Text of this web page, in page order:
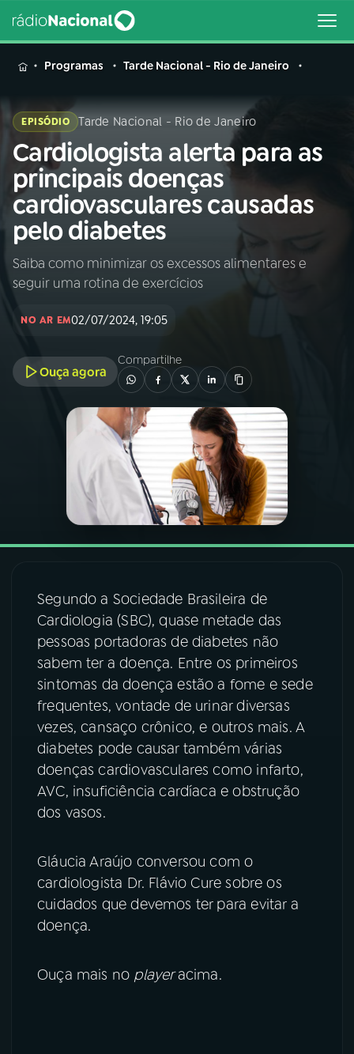
MENU
Buscar
na
Rádio
Nacional
Buscar
AO VIVO
01INÍCIO
PROGRAMAÇÃO
PROGRAMAS
PODCASTS
06VIDEOCASTS
07 ÚLTIMAS
FESTIVAL DE MÚSICA
ACOMPANHE A RÁDIO NACIONAL
YouTube Facebook
Instagram X
TikTok
Programas Tarde Nacional - Rio de Janeiro
EPISÓDIO Tarde Nacional - Rio de Janeiro
Cardiologista alerta para as
principais doenças
cardiovasculares causadas
pelo diabetes
Saiba como minimizar os excessos alimentares e
seguir uma rotina de exercícios
NO AR EM02/07/2024, 19:05
Ouça agora
Compartilhe
Segundo a Sociedade Brasileira de
Cardiologia (SBC), quase metade das
pessoas portadoras de diabetes não
sabem ter a doença. Entre os primeiros
sintomas da doença estão a fome e sede
frequentes, vontade de urinar diversas
vezes, cansaço crônico, e outros mais. A
diabetes pode causar também várias
doenças cardiovasculares como infarto,
AVC, insuficiência cardíaca e obstrução
dos vasos.
Gláucia Araújo conversou com o
cardiologista Dr. Flávio Cure sobre os
cuidados que devemos ter para evitar a
doença.
Ouça mais no playeracima.